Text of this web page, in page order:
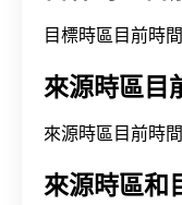
目標時區目前時
來源時區目
來源時區目前時
來源時區和